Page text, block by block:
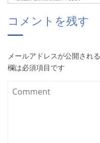
コメントを残す
メールアドレスが公開され
欄は必須項目です